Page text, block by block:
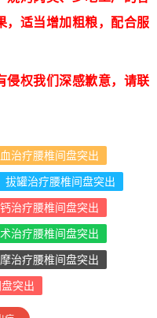
，适当增加粗粮，配合服
侵权我们深感歉意，请联
治疗腰椎间盘突出
拔罐治疗腰椎间盘突出
治疗腰椎间盘突出
治疗腰椎间盘突出
治疗腰椎间盘突出
突出